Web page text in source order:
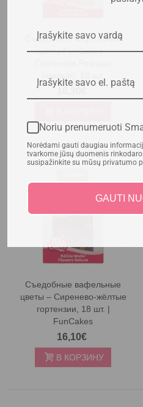
Съедобные вафельные
цветы FunCakes –
Съедобные вафельные
цветы – Сиренево-жёлтые
гортензии, 18 шт. |
FunCakes
16,10€
В КОРЗИНУ
Noriu prenumeruoti
Norėdami gauti daugiau
tvarkome jūsų duomenis
susipažinkite su mūsų privatumo
GAUTI